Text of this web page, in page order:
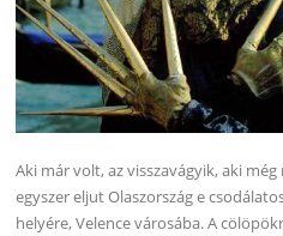
Aki már volt, az visszavágyik, aki
egyszer eljut Olaszország e
helyére, Velence városába. A